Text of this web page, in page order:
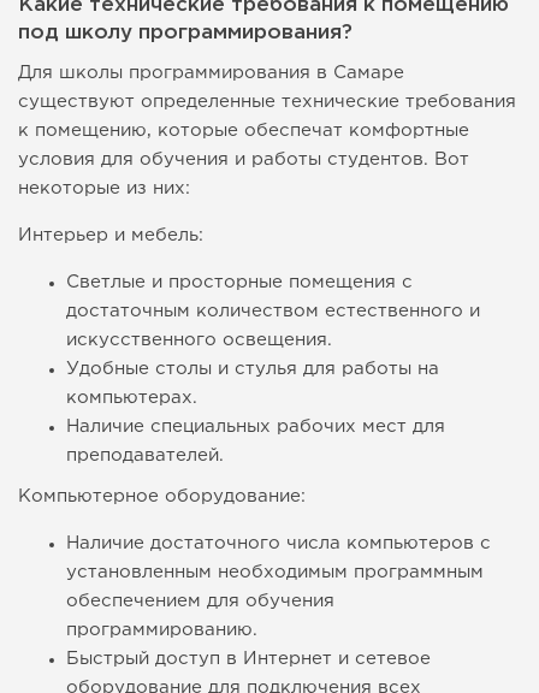
Какие технические требования к помещению
под школу программирования?
Для школы программирования в Самаре
существуют определенные технические требования
к помещению, которые обеспечат комфортные
условия для обучения и работы студентов. Вот
некоторые из них:
Интерьер и мебель:
Светлые и просторные помещения с
достаточным количеством естественного и
искусственного освещения.
Удобные столы и стулья для работы на
компьютерах.
Наличие специальных рабочих мест для
преподавателей.
Компьютерное оборудование:
Наличие достаточного числа компьютеров с
установленным необходимым программным
обеспечением для обучения
программированию.
Быстрый доступ в Интернет и сетевое
оборудование для подключения всех